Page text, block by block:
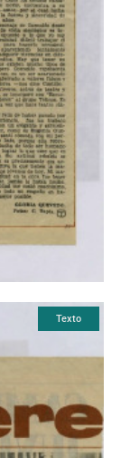
Texto